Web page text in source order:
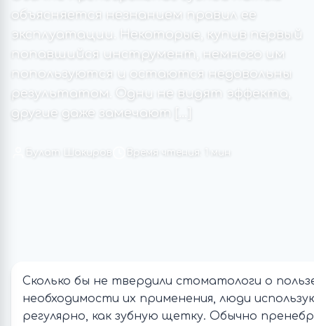
объясняется незнанием правил ее
эксплуатации. Некоторые, купив первый
попавшийся инструмент, немного им
попользуются и остаются недовольны
результатом. Одни не видят эффекта,
другие даже замечают […]
Булат Шакиров Время чтения: 1 мин
Сколько бы не твердили стоматологи о
необходимости их применения, люди
регулярно, как зубную щетку. Обычно